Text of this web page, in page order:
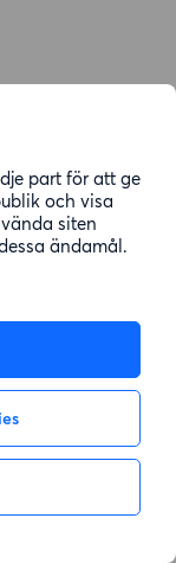
part för att ge
och visa
siten
ändamål.